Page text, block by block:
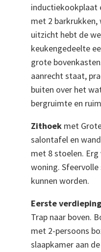
inductiekookplaat
met 2 barkrukken,
uitzicht hebt de
keukengedeelte
grote
aanrecht staat,
buiten over het
bergruimte en
Zithoekmet
salontafel en
met 8 stoelen.
woning.
kunnen worden.
Eerste verdieping
Trap naar boven.
met 2-persoons
slaapkamer aan